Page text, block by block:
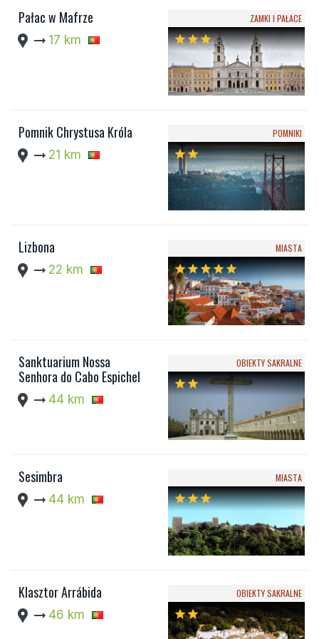
Pałac w Mafrze
location_pin arrow_right_alt 17 km
ZAMKI I PAŁACE
starstarstar
Pomnik Chrystusa Króla
location_pin arrow_right_alt 21 km
POMNIKI
starstar
Lizbona
location_pin arrow_right_alt 22 km
MIASTA
starstarstarstarstar
Sanktuarium Nossa
Senhora do Cabo Espichel
location_pin arrow_right_alt 44 km
OBIEKTY SAKRALNE
starstar
Sesimbra
location_pin arrow_right_alt 44 km
MIASTA
starstarstar
Klasztor Arrábida
location_pin arrow_right_alt 46 km
OBIEKTY SAKRALNE
starstar